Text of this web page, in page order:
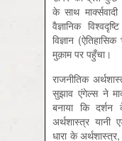
के साथ मार्क्सवादी
वैज्ञानिक
विज्ञान
मुक़ाम पर पहुँचा।
राजनीतिक
सुझाव एंगेल्स ने
बनाया कि दर्शन
अर्थशास्त्र यानी
धारा के